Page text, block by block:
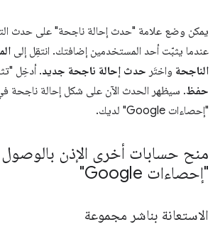
يمكن وضع علامة "حدث إحالة ناجحة" على حدث
عندما يثبّت أحد المستخدمين إضافتك. انتقِل إلى
الناجحة واختَر حدث إحالة ناجحة جديد. أدخِل
حفظ. سيظهر الحدث الآن على شكل إحالة ناجحة
"إحصاءات Google" لديك.
منح حسابات أخرى الإذن بالوصول
"إحصاءات Google"
الاستعانة بناشر مجموعة